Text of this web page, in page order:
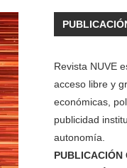
Revista NUVE
acceso libre y
económicas,
publicidad
autonomía.
PUBLICACIÓN